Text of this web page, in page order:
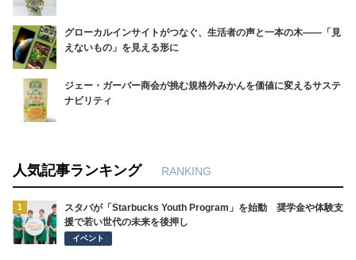
グローカルインサイトがつなぐ、生活者の声と一本の木――「見
えないもの」を見える形に
ジェー・ガーバー商会が挑む規格外みかんを価値に変えるサステ
ナビリティ
人気記事ランキング RANKING
1
スタバが「Starbucks Youth Program」を始動 奨学金や体験支
援で若い世代の未来を後押し
イベント